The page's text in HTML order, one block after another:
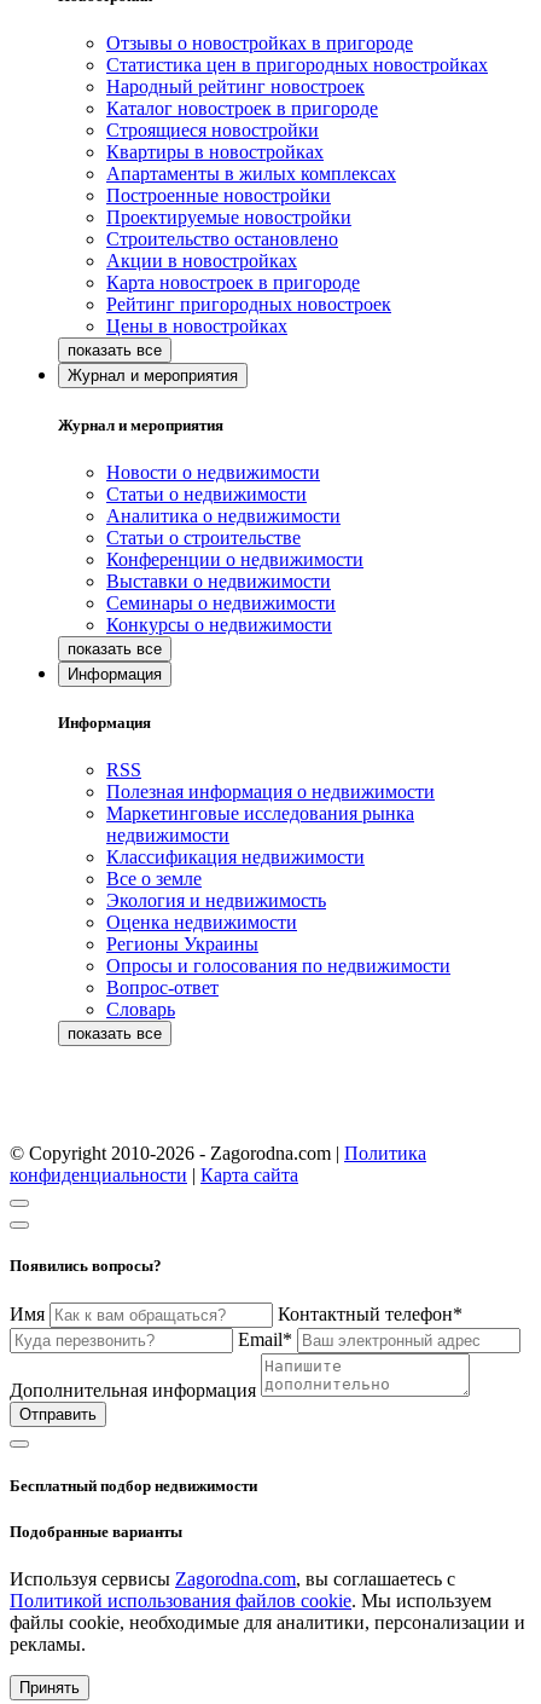
Отзывы о новостройках в пригороде
Статистика цен в пригородных новостройках
Народный рейтинг новостроек
Каталог новостроек в пригороде
Строящиеся новостройки
Квартиры в новостройках
Апартаменты в жилых комплексах
Построенные новостройки
Проектируемые новостройки
Строительство остановлено
Акции в новостройках
Карта новостроек в пригороде
Рейтинг пригородных новостроек
Цены в новостройках
Журнал и мероприятия
Журнал и мероприятия
Новости о недвижимости
Статьи о недвижимости
Аналитика о недвижимости
Статьи о строительстве
Конференции о недвижимости
Выставки о недвижимости
Семинары о недвижимости
Конкурсы о недвижимости
Информация
Информация
RSS
Полезная информация о недвижимости
Маркетинговые исследования рынка
недвижимости
Классификация недвижимости
Все о земле
Экология и недвижимость
Оценка недвижимости
Регионы Украины
Опросы и голосования по недвижимости
Вопрос-ответ
Словарь
© Copyright 2010-2026 - Zagorodna.com | Политика
конфиденциальности | Карта сайта
Появились вопросы?
Имя
Контактный телефон*
Email*
Дополнительная информация
Отправить
Бесплатный подбор недвижимости
Подобранные варианты
Используя сервисы Zagorodna.com, вы соглашаетесь с
Политикой использования файлов cookie. Мы используем
файлы cookie, необходимые для аналитики, персонализации и
рекламы.
Принять